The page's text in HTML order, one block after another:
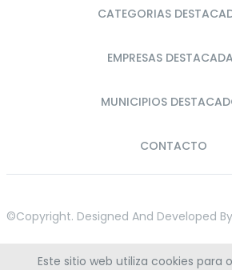
CATEGORIAS
EMPRESAS
MUNICIPIOS
CONTACTO
©copyright. Designed And Developed By
Este sitio web utiliza cookies para